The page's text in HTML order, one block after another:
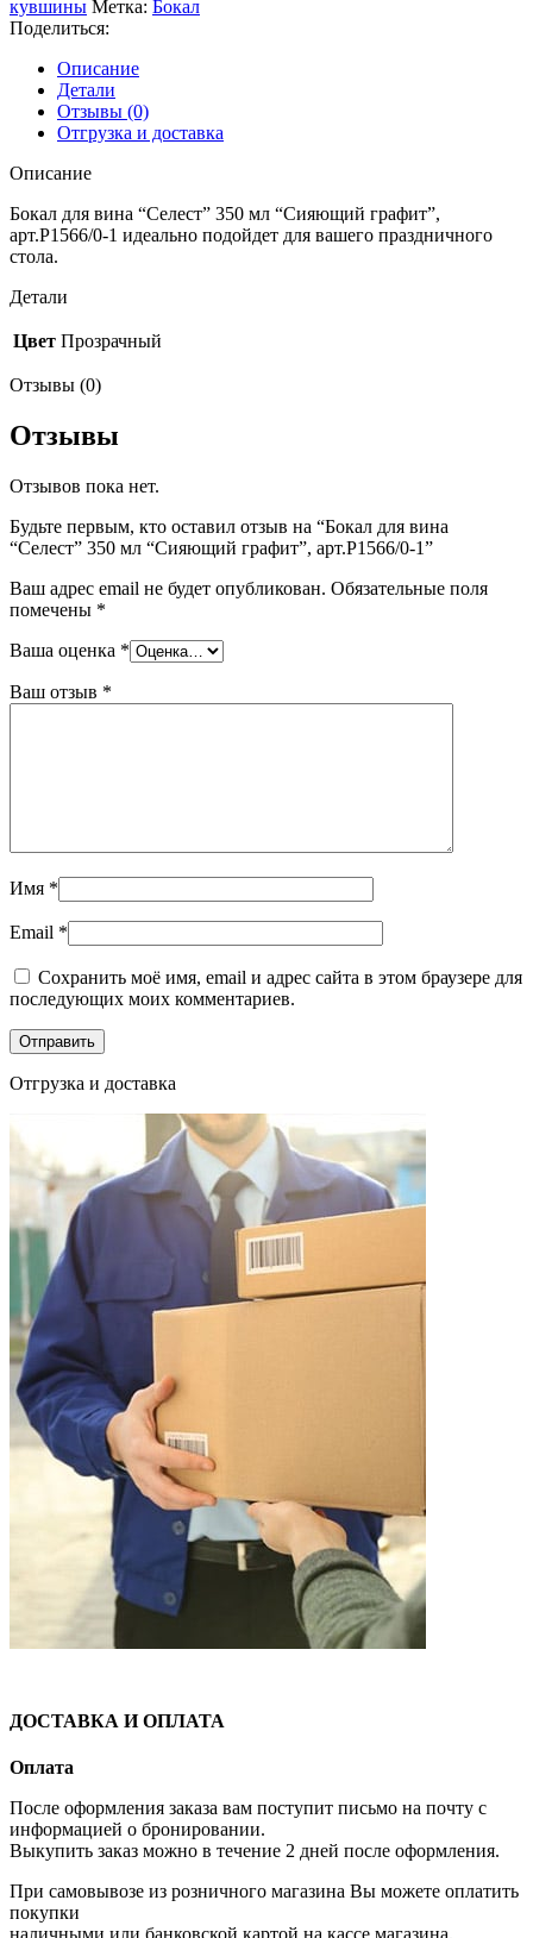
350
мл
"Сияющий
графит",
арт.P1566/0-
1
кувшины Метка: Бокал
Поделиться:
Описание
Детали
Отзывы (0)
Отгрузка и доставка
Описание
Бокал для вина “Селест” 350 мл “Сияющий графит”,
арт.P1566/0-1 идеально подойдет для вашего праздничного
стола.
Детали
Цвет Прозрачный
Отзывы (0)
Отзывы
Отзывов пока нет.
Будьте первым, кто оставил отзыв на “Бокал для вина
“Селест” 350 мл “Сияющий графит”, арт.P1566/0-1”
Ваш адрес email не будет опубликован. Обязательные поля
помечены *
Ваша оценка *
Ваш отзыв *
Имя *
Email *
Сохранить моё имя, email и адрес сайта в этом браузере для
последующих моих комментариев.
Отгрузка и доставка
ДОСТАВКА И ОПЛАТА
Оплата
После оформления заказа вам поступит письмо на почту с
информацией о бронировании.
Выкупить заказ можно в течение 2 дней после оформления.
При самовывозе из розничного магазина Вы можете оплатить
покупки
наличными или банковской картой на кассе магазина.